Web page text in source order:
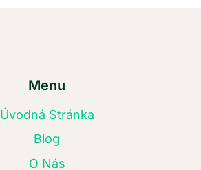
Menu
Úvodná Stránka
Blog
O Nás